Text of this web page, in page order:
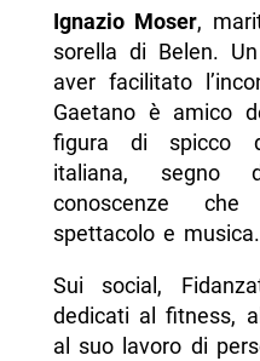
Ignazio Moser,
sorella di Belen.
aver facilitato
Gaetano è amico
figura di spicco
italiana,
conoscenze
spettacolo e musica.
Sui social,
dedicati al fitness,
al suo lavoro di